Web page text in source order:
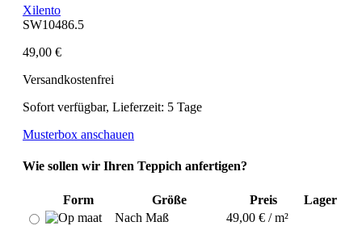
Xilento
SW10486.5
49,00 €
Versandkostenfrei
Sofort verfügbar, Lieferzeit: 5 Tage
Musterbox anschauen
Wie sollen wir Ihren Teppich anfertigen?
Form Größe Preis
Lager
Nach Maß
49,00 € / m²